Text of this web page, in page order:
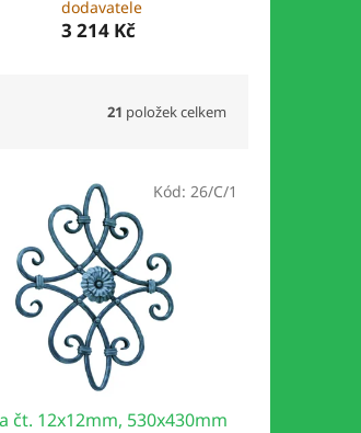
dodavatele
3 214 Kč
21 položek celkem
čt. 12x12mm, 530x430mm
Kód: 26/C/1